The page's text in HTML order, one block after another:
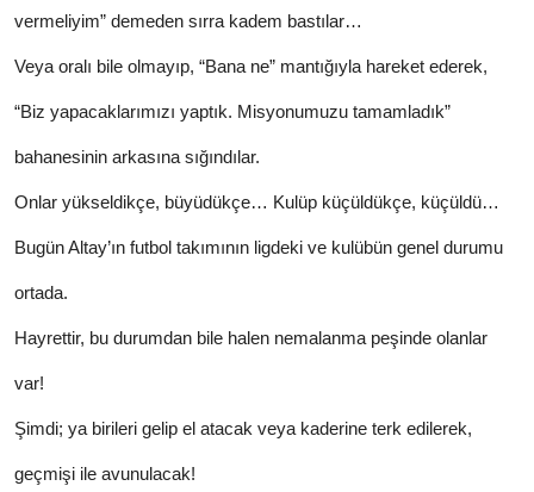
vermeliyim” demeden sırra kadem bastılar…
Veya oralı bile olmayıp, “Bana ne” mantığıyla hareket ederek,
“Biz yapacaklarımızı yaptık. Misyonumuzu tamamladık”
bahanesinin arkasına sığındılar.
Onlar yükseldikçe, büyüdükçe… Kulüp küçüldükçe, küçüldü…
Bugün Altay’ın futbol takımının ligdeki ve kulübün genel durumu
ortada.
Hayrettir, bu durumdan bile halen nemalanma peşinde olanlar
var!
Şimdi; ya birileri gelip el atacak veya kaderine terk edilerek,
geçmişi ile avunulacak!